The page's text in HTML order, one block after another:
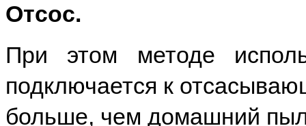
Отсос.
При этом методе
подключается к
больше, чем домашний